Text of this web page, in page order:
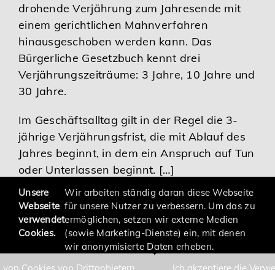
Karriere
Services
drohende Verjährung zum Jahresende mit
einem gerichtlichen Mahnverfahren
hinausgeschoben werden kann. Das
Bürgerliche Gesetzbuch kennt drei
Verjährungszeiträume: 3 Jahre, 10 Jahre und
30 Jahre.
Im Geschäftsalltag gilt in der Regel die 3-
jährige Verjährungsfrist, die mit Ablauf des
Jahres beginnt, in dem ein Anspruch auf Tun
oder Unterlassen beginnt. […]
Unsere
Webseite
verwendet
Cookies.
Wir arbeiten ständig daran diese Webseite
für unsere Nutzer zu verbessern. Um das zu
ermöglichen, setzen wir externe Medien
(sowie Marketing-Dienste) ein, mit denen
wir anonymisierte Daten erheben.